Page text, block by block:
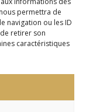
permettra de
navigation ou les ID
retirer son
caractéristiques